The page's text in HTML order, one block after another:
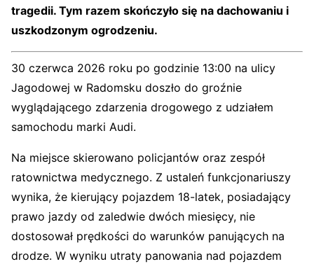
tragedii. Tym razem skończyło się na dachowaniu i
uszkodzonym ogrodzeniu.
30 czerwca 2026 roku po godzinie 13:00 na ulicy
Jagodowej w Radomsku doszło do groźnie
wyglądającego zdarzenia drogowego z udziałem
samochodu marki Audi.
Na miejsce skierowano policjantów oraz zespół
ratownictwa medycznego. Z ustaleń funkcjonariuszy
wynika, że kierujący pojazdem 18-latek, posiadający
prawo jazdy od zaledwie dwóch miesięcy, nie
dostosował prędkości do warunków panujących na
drodze. W wyniku utraty panowania nad pojazdem